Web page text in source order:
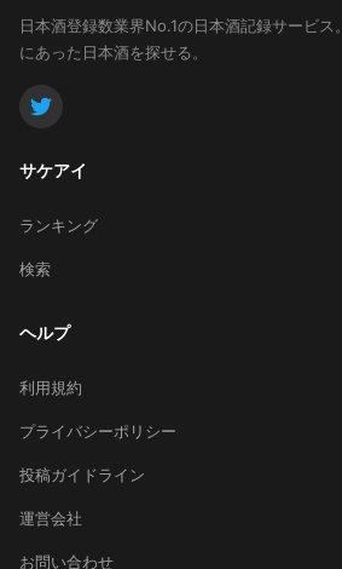
日本酒登録数業界No.1の日本酒記録サービス。
にあった日本酒を探せる。
サケアイ
ランキング
検索
ヘルプ
利用規約
プライバシーポリシー
投稿ガイドライン
運営会社
お問い合わせ